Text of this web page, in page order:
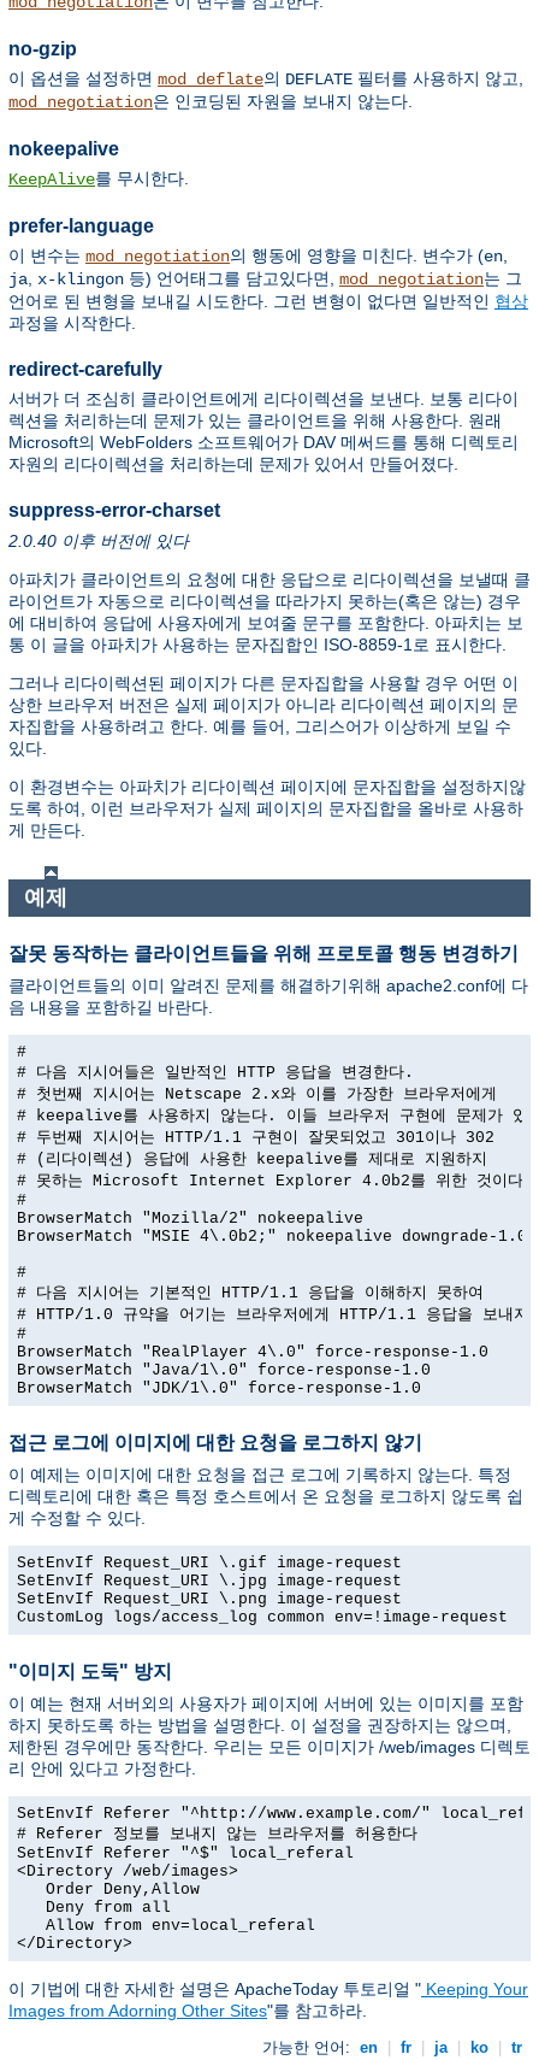
no-gzip
이 옵션을 설정하면 mod_deflate의 DEFLATE 필터를 사용하지 않고,
mod_negotiation은 인코딩된 자원을 보내지 않는다.
nokeepalive
KeepAlive를 무시한다.
prefer-language
이 변수는 mod_negotiation의 행동에 영향을 미친다. 변수가 (en,
ja, x-klingon 등) 언어태그를 담고있다면, mod_negotiation는 그
언어로 된 변형을 보내길 시도한다. 그런 변형이 없다면 일반적인 협상
과정을 시작한다.
redirect-carefully
서버가 더 조심히 클라이언트에게 리다이렉션을 보낸다. 보통 리다이
렉션을 처리하는데 문제가 있는 클라이언트을 위해 사용한다. 원래
Microsoft의 WebFolders 소프트웨어가 DAV 메써드를 통해 디렉토리
자원의 리다이렉션을 처리하는데 문제가 있어서 만들어졌다.
suppress-error-charset
2.0.40 이후 버전에 있다
아파치가 클라이언트의 요청에 대한 응답으로 리다이렉션을 보낼때 클
라이언트가 자동으로 리다이렉션을 따라가지 못하는(혹은 않는) 경우
에 대비하여 응답에 사용자에게 보여줄 문구를 포함한다. 아파치는 보
통 이 글을 아파치가 사용하는 문자집합인 ISO-8859-1로 표시한다.
그러나 리다이렉션된 페이지가 다른 문자집합을 사용할 경우 어떤 이
상한 브라우저 버전은 실제 페이지가 아니라 리다이렉션 페이지의 문
자집합을 사용하려고 한다. 예를 들어, 그리스어가 이상하게 보일 수
있다.
이 환경변수는 아파치가 리다이렉션 페이지에 문자집합을 설정하지않
도록 하여, 이런 브라우저가 실제 페이지의 문자집합을 올바로 사용하
게 만든다.
예제
잘못 동작하는 클라이언트들을 위해 프로토콜 행동 변경하기
클라이언트들의 이미 알려진 문제를 해결하기위해 apache2.conf에 다
음 내용을 포함하길 바란다.
#
# 다음 지시어들은 일반적인 HTTP 응답을 변경한다.
# 첫번째 지시어는 Netscape 2.x와 이를 가장한 브라우저에게
# keepalive를 사용하지 않는다. 이들 브라우저 구현에 문제가 있
# 두번째 지시어는 HTTP/1.1 구현이 잘못되었고 301이나 302
# (리다이렉션) 응답에 사용한 keepalive를 제대로 지원하지
# 못하는 Microsoft Internet Explorer 4.0b2를 위한 것이다.
#
BrowserMatch "Mozilla/2" nokeepalive
BrowserMatch "MSIE 4\.0b2;" nokeepalive downgrade-
#
# 다음 지시어는 기본적인 HTTP/1.1 응답을 이해하지 못하여
# HTTP/1.0 규약을 어기는 브라우저에게 HTTP/1.1 응답을 보내지
#
BrowserMatch "RealPlayer 4\.0" force-response-1.0
BrowserMatch "Java/1\.0" force-response-1.0
BrowserMatch "JDK/1\.0" force-response-1.0
접근 로그에 이미지에 대한 요청을 로그하지 않기
이 예제는 이미지에 대한 요청을 접근 로그에 기록하지 않는다. 특정
디렉토리에 대한 혹은 특정 호스트에서 온 요청을 로그하지 않도록 쉽
게 수정할 수 있다.
SetEnvIf Request_URI \.gif image-request
SetEnvIf Request_URI \.jpg image-request
SetEnvIf Request_URI \.png image-request
CustomLog logs/access_log common env=!image-request
"이미지 도둑" 방지
이 예는 현재 서버외의 사용자가 페이지에 서버에 있는 이미지를 포함
하지 못하도록 하는 방법을 설명한다. 이 설정을 권장하지는 않으며,
제한된 경우에만 동작한다. 우리는 모든 이미지가 /web/images 디렉토
리 안에 있다고 가정한다.
SetEnvIf Referer "^http://www.example.com/"
# Referer 정보를 보내지 않는 브라우저를 허용한다
SetEnvIf Referer "^$" local_referal
<Directory /web/images>
   Order Deny,Allow
   Deny from all
   Allow from env=local_referal
</Directory>
이 기법에 대한 자세한 설명은 ApacheToday 투토리얼 " Keeping Your
Images from Adorning Other Sites"를 참고하라.
가능한 언어: en fr ja ko tr